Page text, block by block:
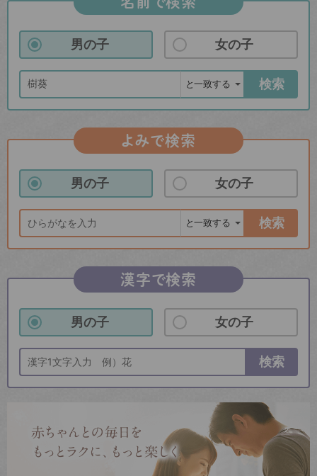
男の子 女の子
検索
よみで検索
男の子 女の子
検索
漢字で検索
男の子 女の子
検索